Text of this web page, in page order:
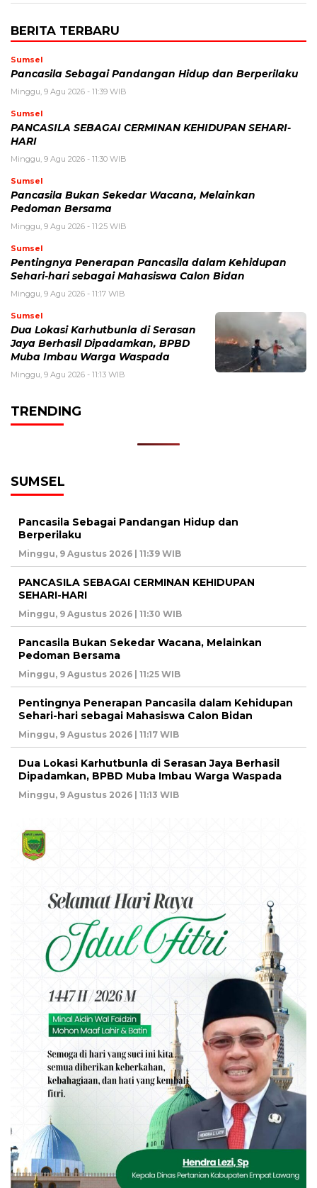
BERITA TERBARU
Sumsel
Pancasila Sebagai Pandangan Hidup dan Berperilaku
Minggu, 9 Agu 2026 - 11:39 WIB
Sumsel
PANCASILA SEBAGAI CERMINAN KEHIDUPAN SEHARI-
HARI
Minggu, 9 Agu 2026 - 11:30 WIB
Sumsel
Pancasila Bukan Sekedar Wacana, Melainkan
Pedoman Bersama
Minggu, 9 Agu 2026 - 11:25 WIB
Sumsel
Pentingnya Penerapan Pancasila dalam Kehidupan
Sehari-hari sebagai Mahasiswa Calon Bidan
Minggu, 9 Agu 2026 - 11:17 WIB
Sumsel
Dua Lokasi Karhutbunla di Serasan
Jaya Berhasil Dipadamkan, BPBD
Muba Imbau Warga Waspada
Minggu, 9 Agu 2026 - 11:13 WIB
TRENDING
SUMSEL
Pancasila Sebagai Pandangan Hidup dan
Berperilaku
Minggu, 9 Agustus 2026 | 11:39 WIB
PANCASILA SEBAGAI CERMINAN KEHIDUPAN
SEHARI-HARI
Minggu, 9 Agustus 2026 | 11:30 WIB
Pancasila Bukan Sekedar Wacana, Melainkan
Pedoman Bersama
Minggu, 9 Agustus 2026 | 11:25 WIB
Pentingnya Penerapan Pancasila dalam Kehidupan
Sehari-hari sebagai Mahasiswa Calon Bidan
Minggu, 9 Agustus 2026 | 11:17 WIB
Dua Lokasi Karhutbunla di Serasan Jaya Berhasil
Dipadamkan, BPBD Muba Imbau Warga Waspada
Minggu, 9 Agustus 2026 | 11:13 WIB